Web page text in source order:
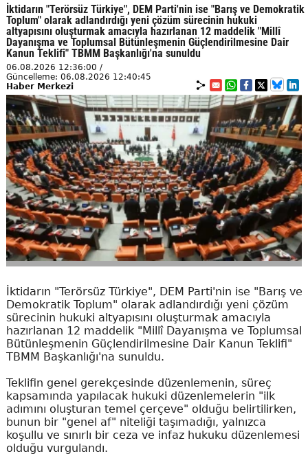
İktidarın "Terörsüz Türkiye", DEM Parti'nin ise "Barış ve Demokratik
Toplum" olarak adlandırdığı yeni çözüm sürecinin hukuki
altyapısını oluşturmak amacıyla hazırlanan 12 maddelik "Millî
Dayanışma ve Toplumsal Bütünleşmenin Güçlendirilmesine Dair
Kanun Teklifi" TBMM Başkanlığı'na sunuldu
06.08.2026 12:36:00 /
Güncelleme: 06.08.2026 12:40:45
Haber Merkezi
İktidarın "Terörsüz Türkiye", DEM Parti'nin ise "Barış ve
Demokratik Toplum" olarak adlandırdığı yeni çözüm
sürecinin hukuki altyapısını oluşturmak amacıyla
hazırlanan 12 maddelik "Millî Dayanışma ve Toplumsal
Bütünleşmenin Güçlendirilmesine Dair Kanun Teklifi"
TBMM Başkanlığı'na sunuldu.
Teklifin genel gerekçesinde düzenlemenin, süreç
kapsamında yapılacak hukuki düzenlemelerin "ilk
adımını oluşturan temel çerçeve" olduğu belirtilirken,
bunun bir "genel af" niteliği taşımadığı, yalnızca
koşullu ve sınırlı bir ceza ve infaz hukuku düzenlemesi
olduğu vurgulandı.